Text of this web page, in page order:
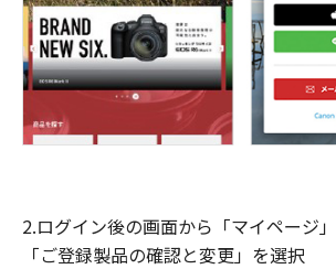
2.ログイン後の画面から「マイページ」
「ご登録製品の確認と変更」を選択